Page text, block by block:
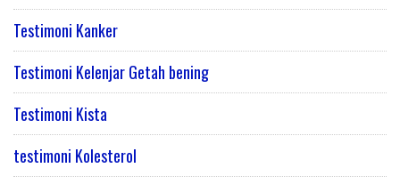
Testimoni Kanker
Testimoni Kelenjar Getah bening
Testimoni Kista
testimoni Kolesterol